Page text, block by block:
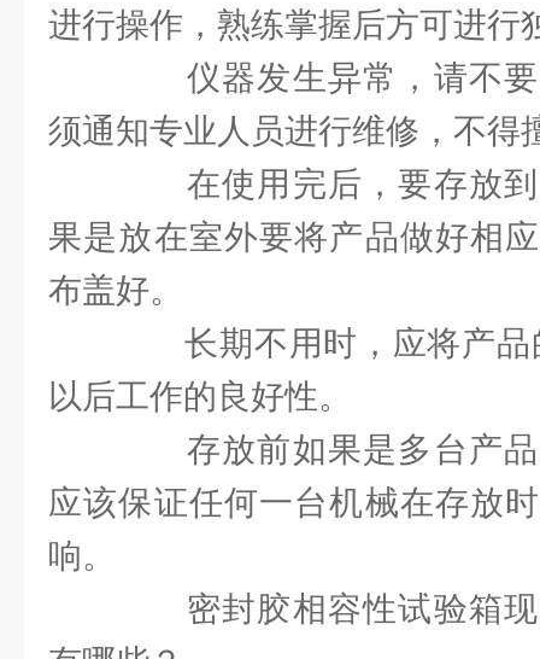
进行操作，熟练掌握后方可进行
仪器发生异常，请不要
须通知专业人员进行维修，不得
在使用完后，要存放到
果是放在室外要将产品做好相
布盖好。
长期不用时，应将产品
以后工作的良好性。
存放前如果是多台产品
应该保证任何一台机械在存放
响。
密封胶相容性试验箱现